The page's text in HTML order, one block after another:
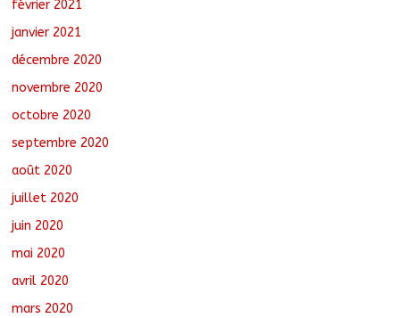
février 2021
janvier 2021
décembre 2020
novembre 2020
octobre 2020
septembre 2020
août 2020
juillet 2020
juin 2020
mai 2020
avril 2020
mars 2020